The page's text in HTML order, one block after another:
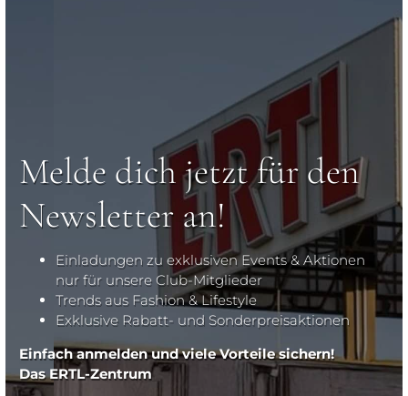
Melde dich jetzt für den
Newsletter an!
Einladungen zu exklusiven Events & Aktionen
nur für unsere Club-Mitglieder
Trends aus Fashion & Lifestyle
Exklusive Rabatt- und Sonderpreisaktionen
Einfach anmelden und viele Vorteile sichern!
Das ERTL-Zentrum